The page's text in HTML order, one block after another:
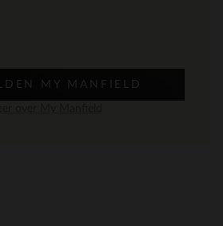
MY MANFIELD